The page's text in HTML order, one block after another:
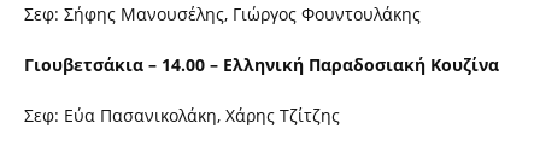
Σεφ: Σήφης Μανουσέλης, Γιώργος Φουντουλάκης
Γιουβετσάκια – 14.00 – Ελληνική Παραδοσιακή Κουζίνα
Σεφ: Εύα Πασανικολάκη, Χάρης Τζίτζης